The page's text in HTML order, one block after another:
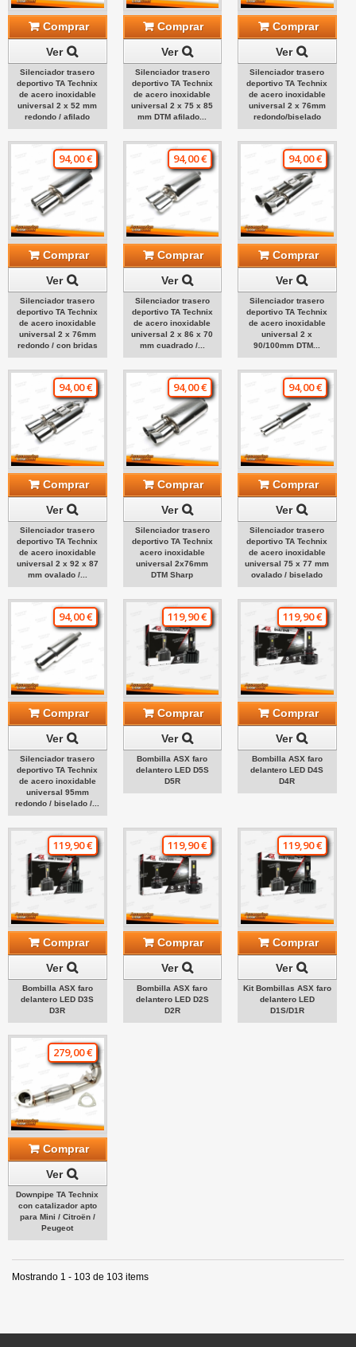
Comprar
Ver
Silenciador trasero
deportivo TA Technix
de acero inoxidable
universal 2 x 52 mm
redondo / afilado
Comprar
Ver
Silenciador trasero
deportivo TA Technix
de acero inoxidable
universal 2 x 75 x 85
mm DTM afilado...
Comprar
Ver
Silenciador trasero
deportivo TA Technix
de acero inoxidable
universal 2 x 76mm
redondo/biselado
94,00 €
Comprar
Ver
Silenciador trasero
deportivo TA Technix
de acero inoxidable
universal 2 x 76mm
redondo / con bridas
94,00 €
Comprar
Ver
Silenciador trasero
deportivo TA Technix
de acero inoxidable
universal 2 x 86 x 70
mm cuadrado /...
94,00 €
Comprar
Ver
Silenciador trasero
deportivo TA Technix
de acero inoxidable
universal 2 x
90/100mm DTM...
94,00 €
Comprar
Ver
Silenciador trasero
deportivo TA Technix
de acero inoxidable
universal 2 x 92 x 87
mm ovalado /...
94,00 €
Comprar
Ver
Silenciador trasero
deportivo TA Technix
acero inoxidable
universal 2x76mm
DTM Sharp
94,00 €
Comprar
Ver
Silenciador trasero
deportivo TA Technix
de acero inoxidable
universal 75 x 77 mm
ovalado / biselado
94,00 €
Comprar
Ver
Silenciador trasero
deportivo TA Technix
de acero inoxidable
universal 95mm
redondo / biselado /...
119,90 €
Comprar
Ver
Bombilla ASX faro
delantero LED D5S
D5R
119,90 €
Comprar
Ver
Bombilla ASX faro
delantero LED D4S
D4R
119,90 €
Comprar
Ver
Bombilla ASX faro
delantero LED D3S
D3R
119,90 €
Comprar
Ver
Bombilla ASX faro
delantero LED D2S
D2R
119,90 €
Comprar
Ver
Kit Bombillas ASX faro
delantero LED
D1S/D1R
279,00 €
Comprar
Ver
Downpipe TA Technix
con catalizador apto
para Mini / Citroën /
Peugeot
Mostrando 1 - 103 de 103 items